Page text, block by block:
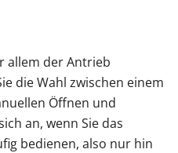
allem der Antrieb
die Wahl zwischen einem
Öffnen und
an, wenn Sie das
bedienen, also nur hin